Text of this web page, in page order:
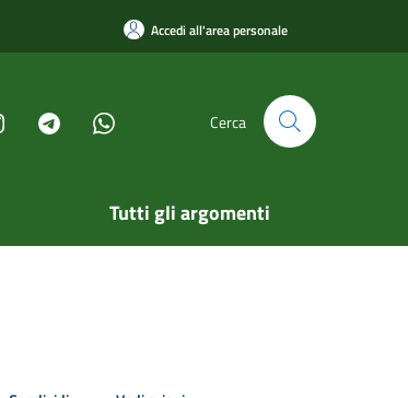
Accedi all'area personale
Cerca
Tutti gli argomenti